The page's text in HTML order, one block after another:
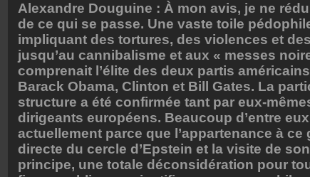
Alexandre Douguine : À mon avis, je ne
de ce qui se passe. Une vaste toile
impliquant des tortures, des violences et
jusqu’au cannibalisme et aux « messes
comprenait l’élite des deux partis
Barack Obama, Clinton et Bill Gates. La
structure a été confirmée tant par eux-
dirigeants européens. Beaucoup d’entre
actuellement parce que l’appartenance à
directe du cercle d’Epstein et la visite de
principe, une totale déconsidération pour